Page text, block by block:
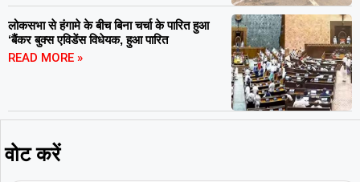
लोकसभा से हंगामे के बीच बिना चर्चा के पारित हुआ
‘बैंकर बुक्स एविडेंस विधेयक, हुआ पारित
READ MORE »
वोट करें